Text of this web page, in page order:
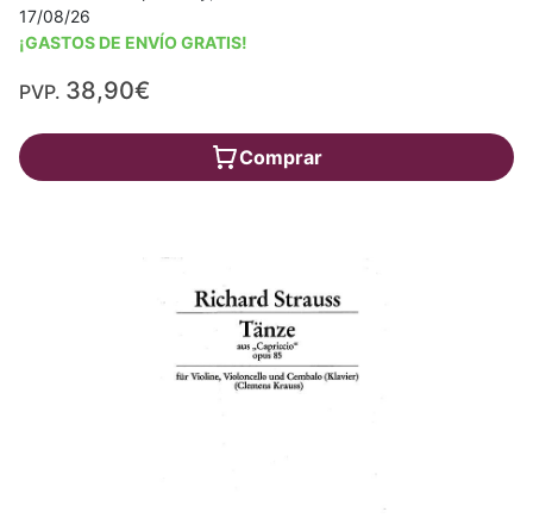
17/08/26
¡GASTOS DE ENVÍO GRATIS!
PVP. 38,90€
Comprar